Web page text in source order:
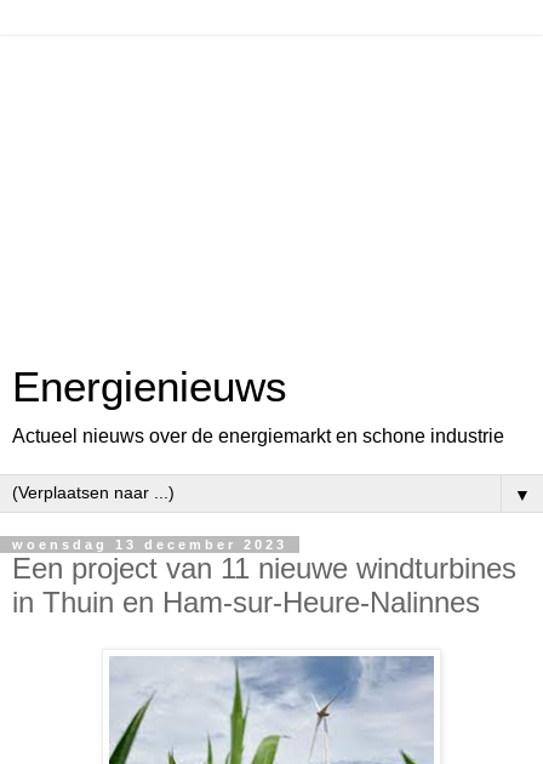
Energienieuws
Actueel nieuws over de energiemarkt en schone industrie
▼
woensdag 13 december 2023
Een project van 11 nieuwe windturbines
in Thuin en Ham-sur-Heure-Nalinnes